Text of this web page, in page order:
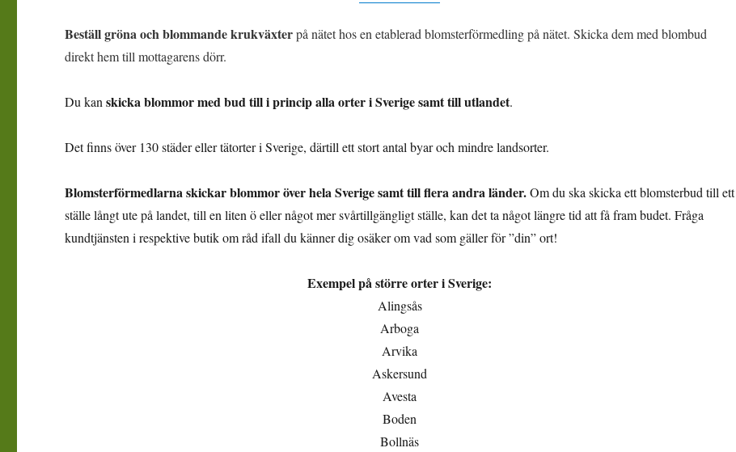
Beställ gröna och blommande krukväxterpå nätet hos en etablerad blomsterförmedling på nätet. Skicka dem med blombud
direkt hem till mottagarens dörr.
Du kanskicka blommor med bud till i princip alla orter i Sverige samt till utlandet.
Det finns över 130 städer eller tätorter i Sverige, därtill ett stort antal byar och mindre landsorter.
Blomsterförmedlarna skickar blommor över hela Sverige samt till flera andra länder.Om du ska skicka ett blomsterbud till ett
ställe långt ute på landet, till en liten ö eller något mer svårtillgängligt ställe, kan det ta något längre tid att få fram budet. Fråga
kundtjänsten i respektive butik om råd ifall du känner dig osäker om vad som gäller för ”din” ort!
Exempel på större orter i Sverige:
Alingsås
Arboga
Arvika
Askersund
Avesta
Boden
Bollnäs